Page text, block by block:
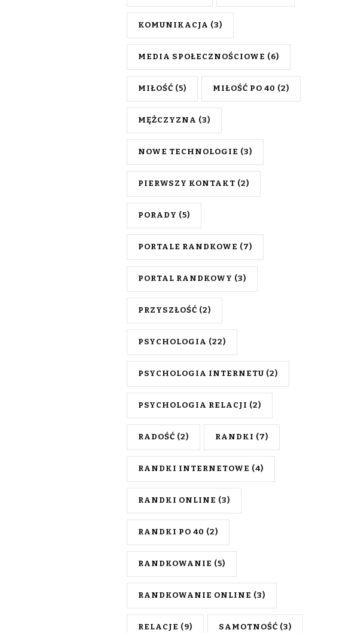
KOMUNIKACJA (3)
MEDIA SPOŁECZNOŚCIOWE (6)
MIŁOŚĆ (5) MIŁOŚĆ PO 40 (2)
MĘŻCZYZNA (3)
NOWE TECHNOLOGIE (3)
PIERWSZY KONTAKT (2)
PORADY (5)
PORTALE RANDKOWE (7)
PORTAL RANDKOWY (3)
PRZYSZŁOŚĆ (2)
PSYCHOLOGIA (22)
PSYCHOLOGIA INTERNETU (2)
PSYCHOLOGIA RELACJI (2)
RADOŚĆ (2) RANDKI (7)
RANDKI INTERNETOWE (4)
RANDKI ONLINE (3)
RANDKI PO 40 (2)
RANDKOWANIE (5)
RANDKOWANIE ONLINE (3)
RELACJE (9) SAMOTNOŚĆ (3)